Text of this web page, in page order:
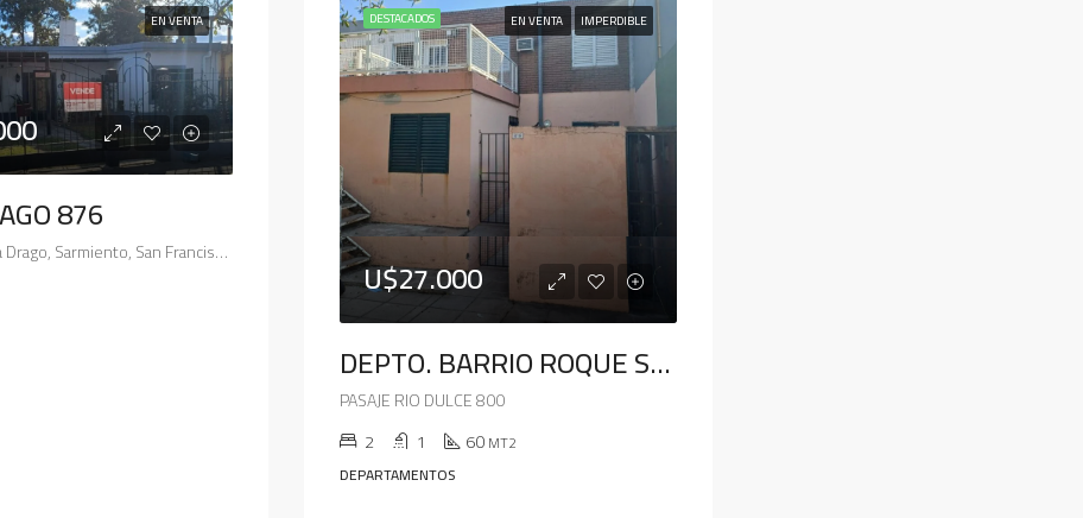
EN VENTA
876
876, José María Drago, Sarmiento, San Francisco, Municipio de San Francisco, Pedanía Juárez Celman, Departamento San Justo, Córdoba, 2400, Argentina
DESTACADOS EN VENTA IMPERDIBLE
U$27.000
DEPTO. BARRIO ROQUE SAENZ PEÑA
PASAJE RIO DULCE 800
2
1 60MT2
DEPARTAMENTOS